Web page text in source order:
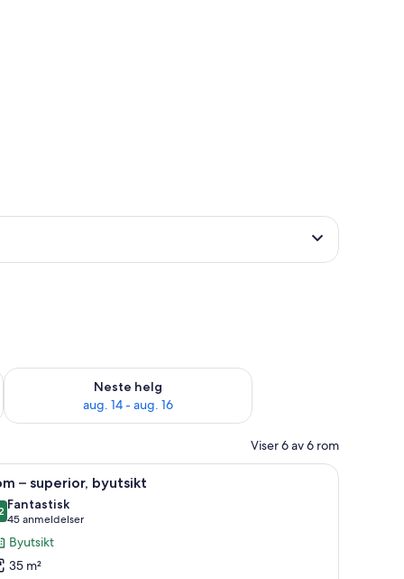
7 - aug. 9
Neste helg
aug. 14 - aug. 16
Sjekk tilgjengelighet for neste helg, aug. 14 - aug. 16
Viser 6 av 6 rom
minibar
topp kvalitet, dundyner, senger med overmadrass og minibar
Rom – superior, byutsikt | Sengetøy av
7 – superior, byutsikt
av 10
Fantastisk
45 anmeldelser
(45
anmeldelser)
Byutsikt
35 m²